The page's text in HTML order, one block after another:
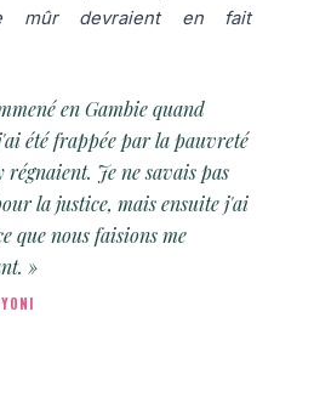
mûr devraient en fait
en Gambie quand
été frappée par la pauvreté
Je ne savais pas
la justice, mais ensuite j'ai
que nous faisions me
»